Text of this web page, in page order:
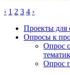
‹ 1 2 3 4 ›
Проекты для
Опросы к
Опрос
Опрос